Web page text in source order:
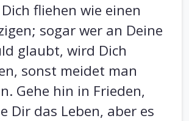
fliehen wie einen
sogar wer an Deine
glaubt, wird Dich
sonst meidet man
Gehe hin in Frieden,
Dir das Leben, aber es